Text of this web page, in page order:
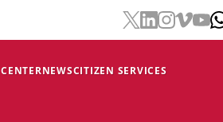
NEWSCITIZEN SERVICES